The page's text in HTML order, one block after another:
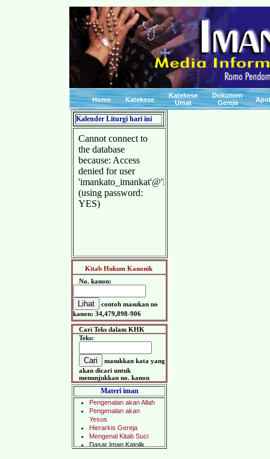
Home Katekese
Katekese
Umat
Dokumen
Gereja
Kalender Liturgi hari ini
Kitab Hukum Kanonik
No. kanon:
contoh masukan no
kanon: 34,479,898-906
Cari Teks dalam KHK
Teks:
masukkan kata yang
akan dicari untuk
menunjukkan no. kanon
Materi iman